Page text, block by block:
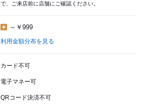
で、ご来店前に店舗にご確認ください。
～￥999
利用金額分布を見る
カード不可
電子マネー可
QRコード決済不可